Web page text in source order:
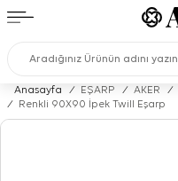
Anasayfa / EŞARP / AKER /
/
Renkli 90X90 İpek Twill Eşarp